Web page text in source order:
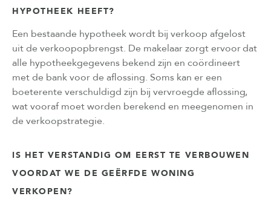
HYPOTHEEK HEEFT?
Een bestaande hypotheek wordt bij verkoop afgelost
uit de verkoopopbrengst. De makelaar zorgt ervoor dat
alle hypotheekgegevens bekend zijn en coördineert
met de bank voor de aflossing. Soms kan er een
boeterente verschuldigd zijn bij vervroegde aflossing,
wat vooraf moet worden berekend en meegenomen in
de verkoopstrategie.
IS HET VERSTANDIG OM EERST TE VERBOUWEN
VOORDAT WE DE GEËRFDE WONING
VERKOPEN?